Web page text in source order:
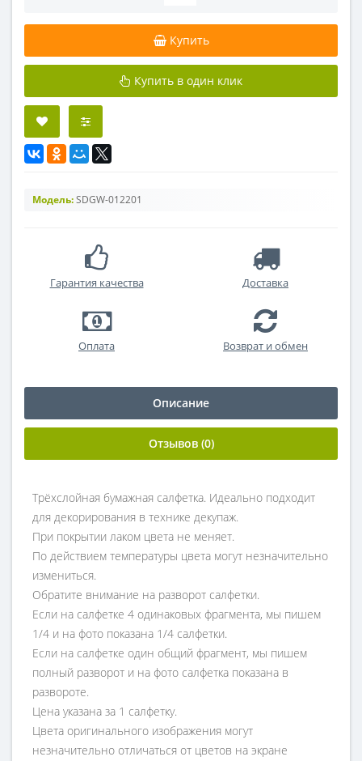
Купить
Купить в один клик
Модель:SDGW-012201
Гарантия качества Доставка
Оплата Возврат и обмен
Описание
Отзывов (0)
Трёхслойная бумажная салфетка. Идеально подходит
для декорирования в технике декупаж.
При покрытии лаком цвета не меняет.
По действием температуры цвета могут незначительно
измениться.
Обратите внимание на разворот салфетки.
Если на салфетке 4 одинаковых фрагмента, мы пишем
1/4 и на фото показана 1/4 салфетки.
Если на салфетке один общий фрагмент, мы пишем
полный разворот и на фото салфетка показана в
развороте.
Цена указана за 1 салфетку.
Цвета оригинального изображения могут
незначительно отличаться от цветов на экране